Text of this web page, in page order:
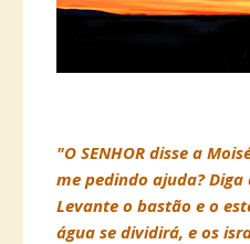
"O SENHOR disse a
me pedindo ajuda?
Levante o bastão e o
água se dividirá, e os